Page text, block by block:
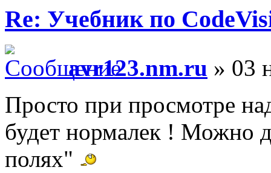
Re: Учебник по
avr123.nm.ru » 03
Просто при просмотре
будет нормалек ! Можно
полях"